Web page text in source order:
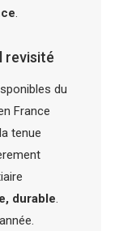
.
revisité
du
France
tenue
durable.